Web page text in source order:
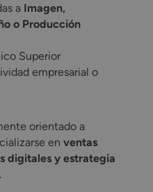
a Imagen,
o Producción
Superior
empresarial o
orientado a
en ventas
digitales y estrategia
.